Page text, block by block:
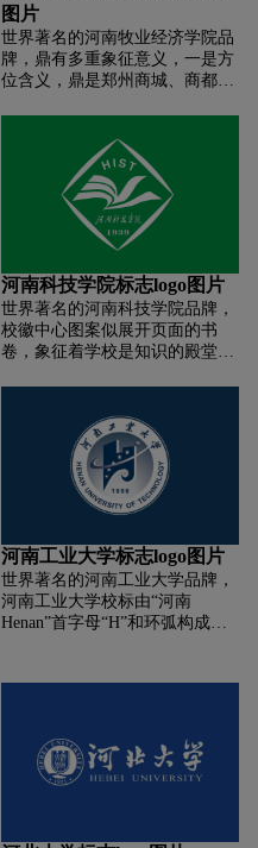
造型，借以体现中国银河证券股
份有限公司在资本市场的地位及
规模，以及总揽全局、运筹帷幄
的自信气质。
图片
世界著名的河南牧业经济学院品
牌，鼎有多重象征意义，一是方
位含义，鼎是郑州商城、商都的
抓质量工程，提高办学水平的教
育理念;鼎有鼎立、鼎盛之意，有
团结之义，表示全校师生鼎力同
心、同心同德，鼎立中原，鼎盛
发展;鼎还有一言九鼎的含义，寓
意河南牧业经济学院学子崇尚道
德，恪守诚信;三是位置寓意，鼎
的图案放在校徽中间，有顶天立
地的寓意。篆字是中国文化的象
征，寓意学问的意思，主要形象
以及“币”字都采用篆书，则代表
河南科技学院标志logo图片
世界著名的河南科技学院品牌，
校徽中心图案似展开页面的书
卷，象征着学校是知识的殿堂；
片绿叶，象征着学校在改革开放
中发展壮大。多条抽象色带象征
着学校是一所农、工、教育、
管、文、理、经、法、艺术等多
种学科协调发展的多科性院校。
河南工业大学标志logo图片
世界著名的河南工业大学品牌，
河南工业大学校标由“河南
Henan”首字母“H”和环弧构成主
现地理位置。H的上半部折线为
集，经过数轮评选，2006年6月9
日正式发布。校标主色调为蓝色